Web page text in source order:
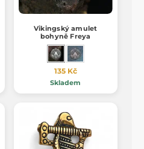
Vikingský amulet
bohyně Freya
135 Kč
Skladem